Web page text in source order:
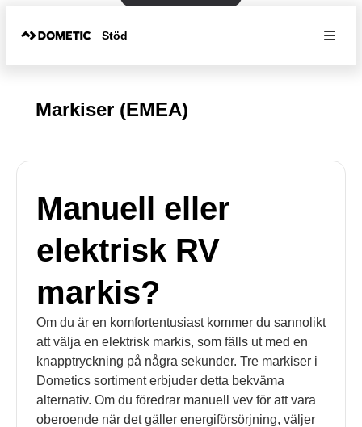
Stöd
Markiser (EMEA)
Manuell eller
elektrisk RV
markis?
Om du är en komfortentusiast kommer du sannolikt
att välja en elektrisk markis, som fälls ut med en
knapptryckning på några sekunder. Tre markiser i
Dometics sortiment erbjuder detta bekväma
alternativ. Om du föredrar manuell vev för att vara
oberoende när det gäller energiförsörjning, väljer